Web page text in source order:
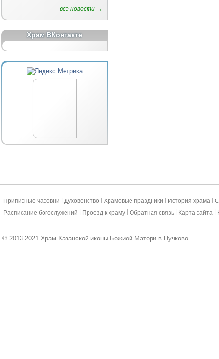
все новости →
Храм ВКонтакте
Приписные часовни Духовенство Храмовые праздники История храма
Расписание богослужений
Проезд к храму Обратная связь Карта сайта
© 2013-2021 Храм Казанской иконы Божией Матери в Пучково.